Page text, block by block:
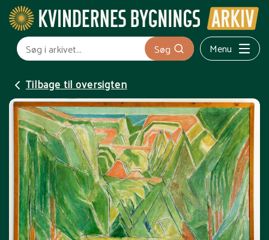
Søg Menu
Tilbage til oversigten